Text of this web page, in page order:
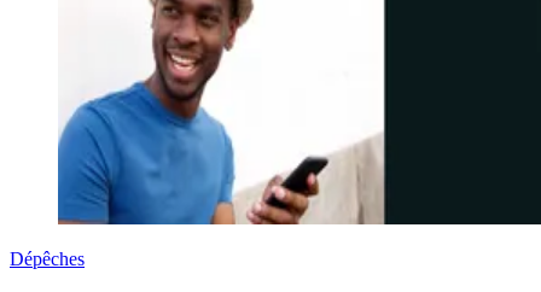
Dépêches